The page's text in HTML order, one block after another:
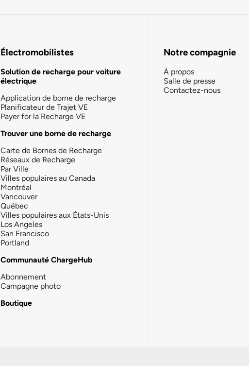
Électromobilistes
Solution de recharge pour voiture
électrique
Application de borne de recharge
Planificateur de Trajet VE
Payer for la Recharge VE
Trouver une borne de recharge
Carte de Bornes de Recharge
Réseaux de Recharge
Par Ville
Villes populaires au Canada
Montréal
Vancouver
Québec
Villes populaires aux États-Unis
Los Angeles
San Francisco
Portland
Communauté ChargeHub
Abonnement
Campagne photo
Boutique
Notre compagnie
À propos
Salle de presse
Contactez-nous